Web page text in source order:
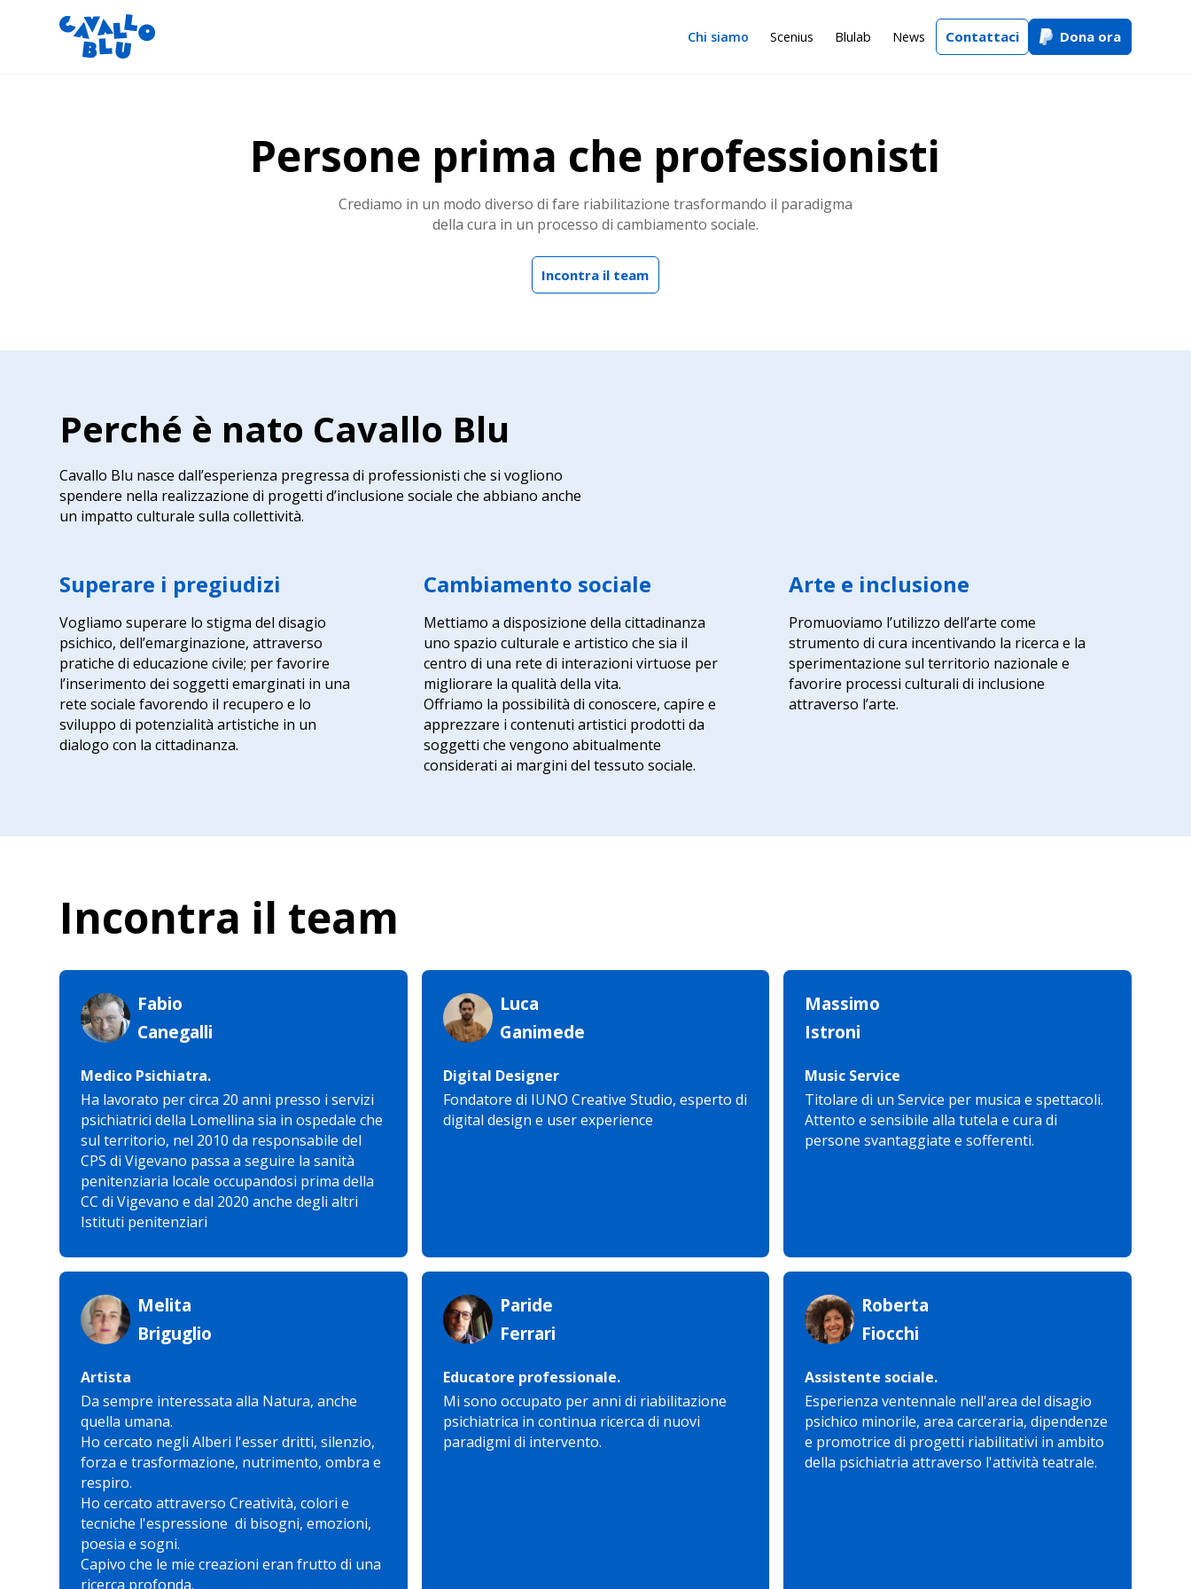
Chi siamo Scenius Blulab News Contattaci Dona ora
Persone prima che professionisti
Crediamo in un modo diverso di fare riabilitazione trasformando il paradigma
della cura in un processo di cambiamento sociale.
Incontra il team
Perché è nato Cavallo Blu
Cavallo Blu nasce dall’esperienza pregressa di professionisti che si vogliono
spendere nella realizzazione di progetti d’inclusione sociale che abbiano anche
un impatto culturale sulla collettività.
Superare i pregiudizi
Vogliamo superare lo stigma del disagio
psichico, dell’emarginazione, attraverso
pratiche di educazione civile; per favorire
l’inserimento dei soggetti emarginati in una
rete sociale favorendo il recupero e lo
sviluppo di potenzialità artistiche in un
dialogo con la cittadinanza.
Cambiamento sociale
Mettiamo a disposizione della cittadinanza
uno spazio culturale e artistico che sia il
centro di una rete di interazioni virtuose per
migliorare la qualità della vita.
Offriamo la possibilità di conoscere, capire e
apprezzare i contenuti artistici prodotti da
soggetti che vengono abitualmente
considerati ai margini del tessuto sociale.
Arte e inclusione
Promuoviamo l’utilizzo dell’arte come
strumento di cura incentivando la ricerca e la
sperimentazione sul territorio nazionale e
favorire processi culturali di inclusione
attraverso l’arte.
Incontra il team
Fabio
Canegalli
Medico Psichiatra.
Ha lavorato per circa 20 anni presso i servizi
psichiatrici della Lomellina sia in ospedale che
sul territorio, nel 2010 da responsabile del
CPS di Vigevano passa a seguire la sanità
penitenziaria locale occupandosi prima della
CC di Vigevano e dal 2020 anche degli altri
Istituti penitenziari
Luca
Ganimede
Digital Designer
Fondatore di IUNO Creative Studio, esperto di
digital design e user experience
Massimo
Istroni
Music Service
Titolare di un Service per musica e spettacoli.
Attento e sensibile alla tutela e cura di
persone svantaggiate e sofferenti.
Melita
Briguglio
Artista
Da sempre interessata alla Natura, anche
quella umana.
Ho cercato negli Alberi l'esser dritti, silenzio,
forza e trasformazione, nutrimento, ombra e
respiro.
Ho cercato attraverso Creatività, colori e
tecniche l'espressione di bisogni, emozioni,
poesia e sogni.
Capivo che le mie creazioni eran frutto di una
ricerca profonda.
Paride
Ferrari
Educatore professionale.
Mi sono occupato per anni di riabilitazione
psichiatrica in continua ricerca di nuovi
paradigmi di intervento.
Roberta
Fiocchi
Assistente sociale.
Esperienza ventennale nell'area del disagio
psichico minorile, area carceraria, dipendenze
e promotrice di progetti riabilitativi in ambito
della psichiatria attraverso l'attività teatrale.